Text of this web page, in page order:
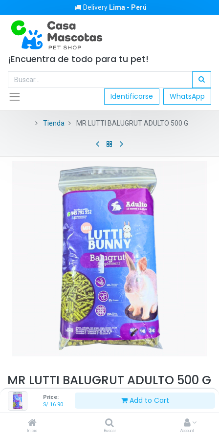
Price:
S/ 16.90 Add to Cart
Inicio Buscar Account
Delivery Lima - Perú
¡Encuentra de todo para tu pet!
Identificarse WhatsApp
Tienda MR LUTTI BALUGRUT ADULTO 500 G
MR LUTTI BALUGRUT ADULTO 500 G
S/16.90